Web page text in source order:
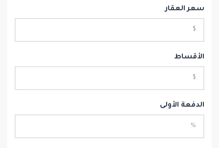
سعر العقار
الأقساط
الدفعة الأولى